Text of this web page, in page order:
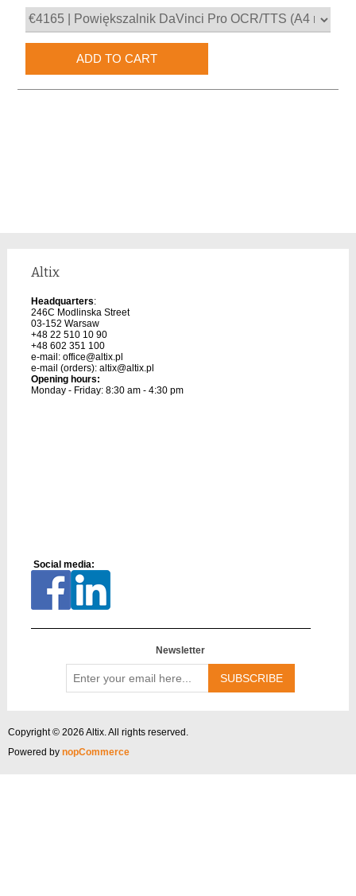
Altix
Headquarters:
246C Modlinska Street
03-152 Warsaw
+48 22 510 10 90
+48 602 351 100
e-mail: office@altix.pl
e-mail (orders): altix@altix.pl
Opening hours:
Monday - Friday: 8:30 am - 4:30 pm
Social media:
Newsletter
your
email
Copyright © 2026 Altix. All rights reserved.
Powered by nopCommerce